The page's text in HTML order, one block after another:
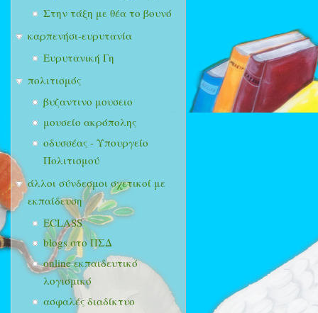
Στην τάξη με θέα το βουνό
καρπενήσι-ευρυτανία
Ευρυτανική Γη
πολιτισμός
βυζαντινο μουσειο
μουσείο ακρόπολης
οδυσσέας - Υπουργείο
Πολιτισμού
άλλοι σύνδεσμοι σχετικοί με
εκπαίδευση
ECLASS
blogs στο ΠΣΔ
online εκπαιδευτικό
λογισμικό
ασφαλές διαδίκτυο